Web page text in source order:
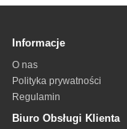
Informacje
O nas
Polityka prywatności
Regulamin
Biuro Obsługi Klienta